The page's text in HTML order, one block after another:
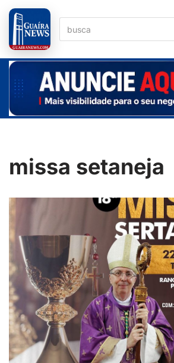
Pular
para
o
conteúdo
missa setaneja